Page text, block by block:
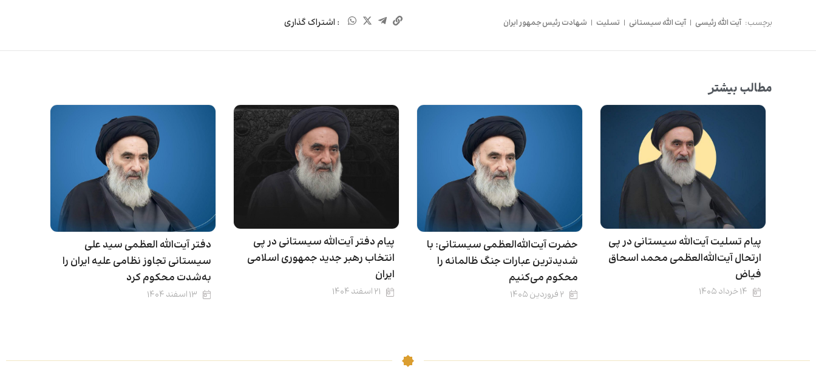
برچسب: آیت الله رئیسی | آیت الله سیستانی | تسلیت | شهادت رئیس جمهور ایران : اشتراک گذاری
مطالب بیشتر
پیام تسلیت آیت‌الله سیستانی در پی
ارتحال آیت‌الله‌العظمی محمد اسحاق
فیاض
۱۴ خرداد ۱۴۰۵
حضرت آیت‌الله‌العظمی سیستانی: با
شدیدترین عبارات جنگ ظالمانه را
محکوم می‌کنیم
۲ فروردین ۱۴۰۵
پیام دفتر آیت‌الله سیستانی در پی
انتخاب رهبر جدید جمهوری اسلامی
ایران
۲۱ اسفند ۱۴۰۴
دفتر آیت‌الله العظمی سید علی
سیستانی تجاوز نظامی علیه ایران را
به‌شدت محکوم کرد
۱۳ اسفند ۱۴۰۴